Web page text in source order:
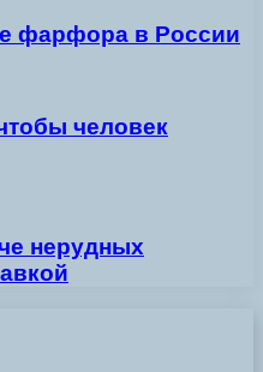
фарфора в России
человек
нерудных